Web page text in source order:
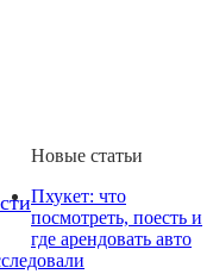
Новые статьи
Пхукет: что
посмотреть, поесть и
где арендовать авто